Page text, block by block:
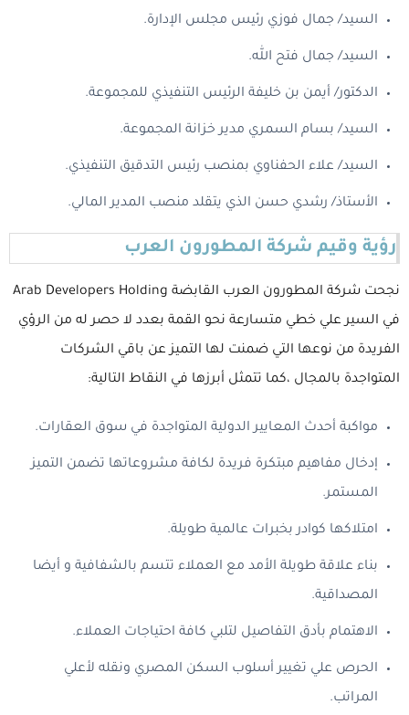
السيد/ جمال فوزي رئيس مجلس الإدارة.
السيد/ جمال فتح الله.
الدكتور/ أيمن بن خليفة الرئيس التنفيذي للمجموعة.
السيد/ بسام السمري مدير خزانة المجموعة.
السيد/ علاء الحفناوي بمنصب رئيس التدقيق التنفيذي.
الأستاذ/ رشدي حسن الذي يتقلد منصب المدير المالي.
رؤية وقيم شركة المطورون العرب
نجحت شركة المطورون العرب القابضة Arab Developers Holding
في السير علي خطي متسارعة نحو القمة بعدد لا حصر له من الرؤي
الفريدة من نوعها التي ضمنت لها التميز عن باقي الشركات
المتواجدة بالمجال ،كما تتمثل أبرزها في النقاط التالية:
مواكبة أحدث المعايير الدولية المتواجدة في سوق العقارات.
إدخال مفاهيم مبتكرة فريدة لكافة مشروعاتها تضمن التميز
المستمر.
امتلاكها كوادر بخبرات عالمية طويلة.
بناء علاقة طويلة الأمد مع العملاء تتسم بالشفافية و أيضا
المصداقية.
الاهتمام بأدق التفاصيل لتلبي كافة احتياجات العملاء.
الحرص علي تغيير أسلوب السكن المصري ونقله لأعلي
المراتب.